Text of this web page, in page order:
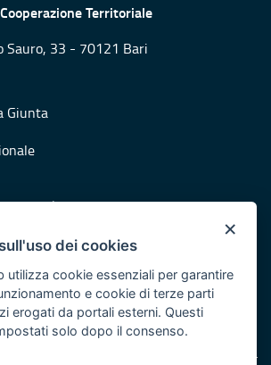
Territoriale
Sauro, 33 - 70121 Bari
Giunta
Civile Puglia
×
dei cookies
utilizza cookie essenziali per garantire
e cookie di terze parti
erogati da portali esterni. Questi
solo dopo il consenso.